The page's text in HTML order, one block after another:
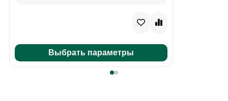
Выбрать параметры